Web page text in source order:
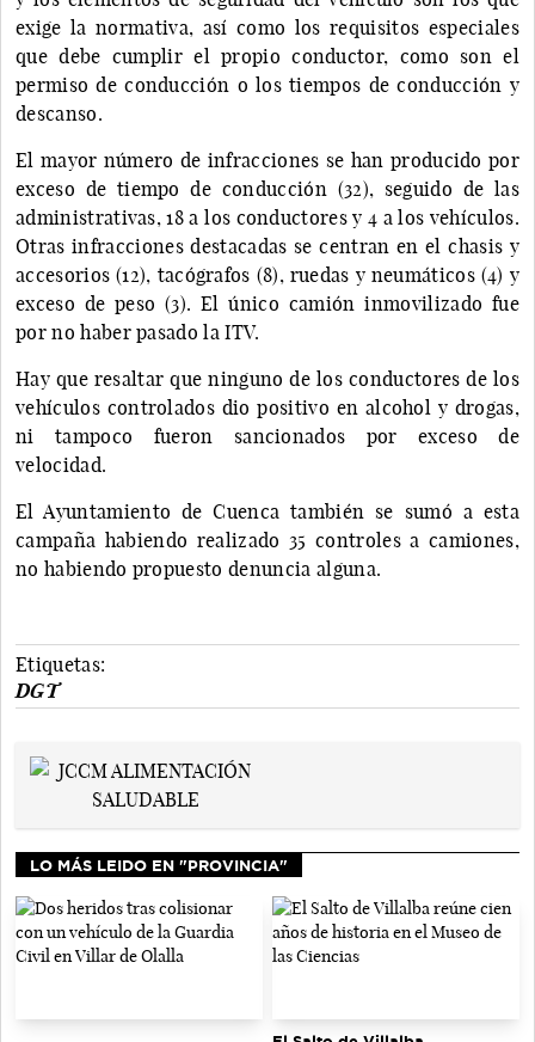
exige la normativa, así como los requisitos especiales
que debe cumplir el propio conductor, como son el
permiso de conducción o los tiempos de conducción y
descanso.
El mayor número de infracciones se han producido por
exceso de tiempo de conducción (32), seguido de las
administrativas, 18 a los conductores y 4 a los vehículos.
Otras infracciones destacadas se centran en el chasis y
accesorios (12), tacógrafos (8), ruedas y neumáticos (4) y
exceso de peso (3). El único camión inmovilizado fue
por no haber pasado la ITV.
Hay que resaltar que ninguno de los conductores de los
vehículos controlados dio positivo en alcohol y drogas,
ni tampoco fueron sancionados por exceso de
velocidad.
El Ayuntamiento de Cuenca también se sumó a esta
campaña habiendo realizado 35 controles a camiones,
no habiendo propuesto denuncia alguna.
Etiquetas:
DGT
LO MÁS LEIDO EN "PROVINCIA"